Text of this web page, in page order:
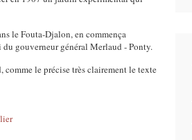
le Fouta-Djalon, en commença
gouverneur général Merlaud - Ponty.
le précise très clairement le texte